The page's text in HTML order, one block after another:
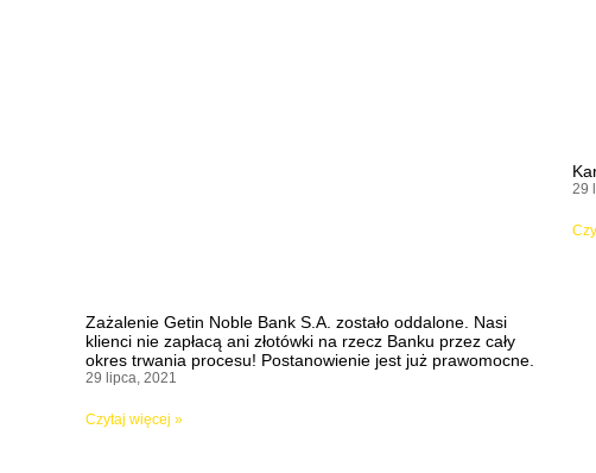
Zażalenie Getin Noble Bank S.A. zostało oddalone. Nasi
klienci nie zapłacą ani złotówki na rzecz Banku przez cały
okres trwania procesu! Postanowienie jest już prawomocne.
29 lipca, 2021
Czytaj więcej »
29